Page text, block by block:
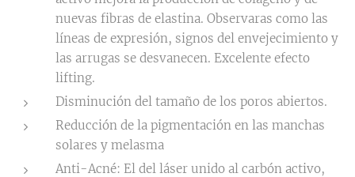
nuevas fibras de elastina. Observaras como las
líneas de expresión, signos del envejecimiento y
las arrugas se desvanecen. Excelente efecto
lifting.
Disminución del tamaño de los poros abiertos.
Reducción de la pigmentación en las manchas
solares y melasma
Anti-Acné: El del láser unido al carbón activo,